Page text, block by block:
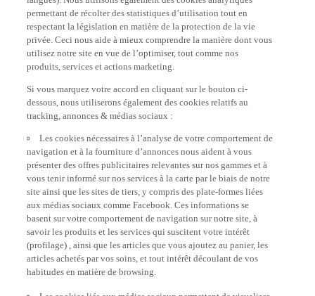
permettant de récolter des statistiques d’utilisation tout en
respectant la législation en matière de la protection de la vie
privée. Ceci nous aide à mieux comprendre la manière dont vous
utilisez notre site en vue de l’optimiser, tout comme nos
produits, services et actions marketing.
dessous, nous utiliserons également des cookies relatifs au
tracking, annonces & médias sociaux :
navigation et à la fourniture d’annonces nous aident à vous
présenter des offres publicitaires relevantes sur nos gammes et à
vous tenir informé sur nos services à la carte par le biais de notre
site ainsi que les sites de tiers, y compris des plate-formes liées
aux médias sociaux comme Facebook. Ces informations se
basent sur votre comportement de navigation sur notre site, à
savoir les produits et les services qui suscitent votre intérêt
(profilage) , ainsi que les articles que vous ajoutez au panier, les
articles achetés par vos soins, et tout intérêt découlant de vos
habitudes en matière de browsing.